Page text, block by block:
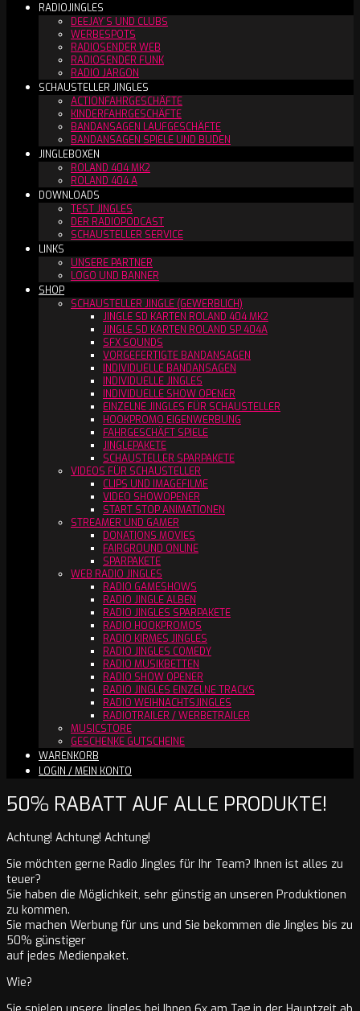
RADIOJINGLES
DEEJAY´S UND CLUBS
WERBESPOTS
RADIOSENDER WEB
RADIOSENDER FUNK
RADIO JARGON
SCHAUSTELLER JINGLES
ACTIONFAHRGESCHÄFTE
KINDERFAHRGESCHÄFTE
BANDANSAGEN LAUFGESCHÄFTE
BANDANSAGEN SPIELE UND BUDEN
JINGLEBOXEN
ROLAND 404 MK2
ROLAND 404 A
DOWNLOADS
TEST JINGLES
DER RADIOPODCAST
SCHAUSTELLER SERVICE
LINKS
UNSERE PARTNER
LOGO UND BANNER
SHOP
SCHAUSTELLER JINGLE (GEWERBLICH)
JINGLE SD KARTEN ROLAND 404 MK2
JINGLE SD KARTEN ROLAND SP 404A
SFX SOUNDS
VORGEFERTIGTE BANDANSAGEN
INDIVIDUELLE BANDANSAGEN
INDIVIDUELLE JINGLES
INDIVIDUELLE SHOW OPENER
EINZELNE JINGLES FÜR SCHAUSTELLER
HOOKPROMO EIGENWERBUNG
FAHRGESCHÄFT SPIELE
JINGLEPAKETE
SCHAUSTELLER SPARPAKETE
VIDEOS FÜR SCHAUSTELLER
CLIPS UND IMAGEFILME
VIDEO SHOWOPENER
START STOP ANIMATIONEN
STREAMER UND GAMER
DONATIONS MOVIES
FAIRGROUND ONLINE
SPARPAKETE
WEB RADIO JINGLES
RADIO GAMESHOWS
RADIO JINGLE ALBEN
RADIO JINGLES SPARPAKETE
RADIO HOOKPROMOS
RADIO KIRMES JINGLES
RADIO JINGLES COMEDY
RADIO MUSIKBETTEN
RADIO SHOW OPENER
RADIO JINGLES EINZELNE TRACKS
RADIO WEIHNACHTSJINGLES
RADIOTRAILER / WERBETRAILER
MUSICSTORE
GESCHENKE GUTSCHEINE
WARENKORB
LOGIN / MEIN KONTO
50% RABATT AUF ALLE PRODUKTE!
Achtung! Achtung! Achtung!
Sie möchten gerne Radio Jingles für Ihr Team? Ihnen ist alles zu
teuer?
Sie haben die Möglichkeit, sehr günstig an unseren Produktionen
zu kommen.
Sie machen Werbung für uns und Sie bekommen die Jingles bis zu
50% günstiger
auf jedes Medienpaket.
Wie?